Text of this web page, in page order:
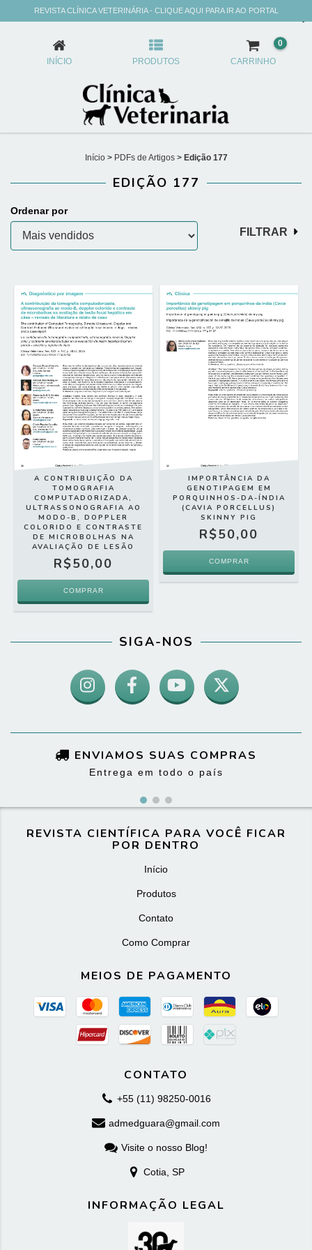
REVISTA CLÍNICA VETERINÁRIA - CLIQUE AQUI PARA IR AO PORTAL
EDIÇÃO 177
INÍCIO PRODUTOS CARRINHO
0
Início > PDFs de Artigos > Edição 177
EDIÇÃO 177
Ordenar por
FILTRAR
A CONTRIBUIÇÃO DA
TOMOGRAFIA
COMPUTADORIZADA,
ULTRASSONOGRAFIA AO
MODO-B, DOPPLER
COLORIDO E CONTRASTE
DE MICROBOLHAS NA
AVALIAÇÃO DE LESÃO
R$50,00
IMPORTÂNCIA DA
GENOTIPAGEM EM
PORQUINHOS-DA-ÍNDIA
(CAVIA PORCELLUS)
SKINNY PIG
R$50,00
SIGA-NOS
ENVIAMOS SUAS COMPRAS
Entrega em todo o país
REVISTA CIENTÍFICA PARA VOCÊ FICAR
POR DENTRO
Início
Produtos
Contato
Como Comprar
MEIOS DE PAGAMENTO
CONTATO
+55 (11) 98250-0016
admedguara@gmail.com
Visite o nosso Blog!
Cotia, SP
INFORMAÇÃO LEGAL